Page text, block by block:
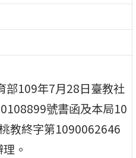
部109年7月28日臺教社
號書函及本局10
教終字第1090062646
。